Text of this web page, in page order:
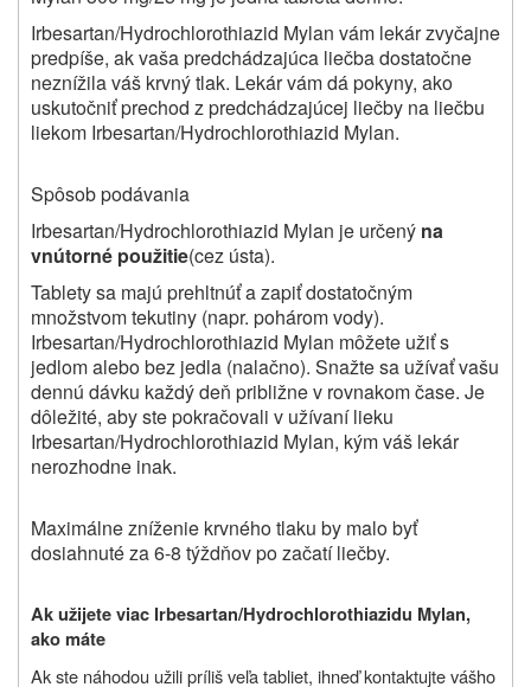
Irbesartan/Hydrochlorothiazid Mylan vám lekár zvyčajne
predpíše, ak vaša predchádzajúca liečba dostatočne
neznížila váš krvný tlak. Lekár vám dá pokyny, ako
uskutočniť prechod z predchádzajúcej liečby na liečbu
liekom Irbesartan/Hydrochlorothiazid Mylan.
Spôsob podávania
Irbesartan/Hydrochlorothiazid Mylan je určený na
vnútorné použitie(cez ústa).
Tablety sa majú prehltnúť a zapiť dostatočným
množstvom tekutiny (napr. pohárom vody).
Irbesartan/Hydrochlorothiazid Mylan môžete užiť s
jedlom alebo bez jedla (nalačno). Snažte sa užívať vašu
dennú dávku každý deň približne v rovnakom čase. Je
dôležité, aby ste pokračovali v užívaní lieku
Irbesartan/Hydrochlorothiazid Mylan, kým váš lekár
nerozhodne inak.
Maximálne zníženie krvného tlaku by malo byť
dosiahnuté za 6-8 týždňov po začatí liečby.
Ak užijete viac Irbesartan/Hydrochlorothiazidu Mylan,
ako máte
Ak ste náhodou užili príliš veľa tabliet, ihneď kontaktujte vášho